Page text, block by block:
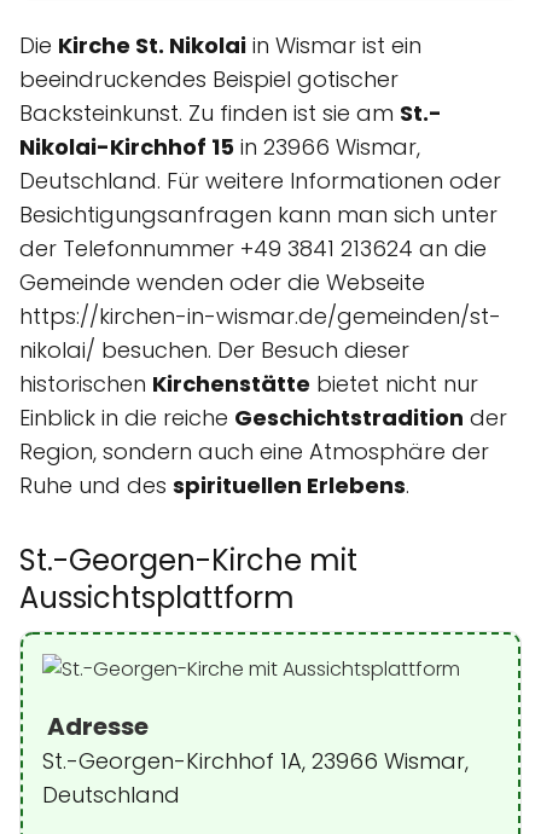
Die Kirche St. Nikolai in Wismar ist ein
beeindruckendes Beispiel gotischer
Backsteinkunst. Zu finden ist sie am St.-
Nikolai-Kirchhof 15 in 23966 Wismar,
Deutschland. Für weitere Informationen oder
Besichtigungsanfragen kann man sich unter
der Telefonnummer +49 3841 213624 an die
Gemeinde wenden oder die Webseite
https://kirchen-in-wismar.de/gemeinden/st-
nikolai/ besuchen. Der Besuch dieser
historischen Kirchenstätte bietet nicht nur
Einblick in die reiche Geschichtstradition der
Region, sondern auch eine Atmosphäre der
Ruhe und des spirituellen Erlebens.
St.-Georgen-Kirche mit
Aussichtsplattform
Adresse
St.-Georgen-Kirchhof 1A, 23966 Wismar,
Deutschland